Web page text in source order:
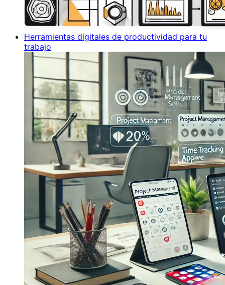
Herramientas digitales de productividad para tu
trabajo